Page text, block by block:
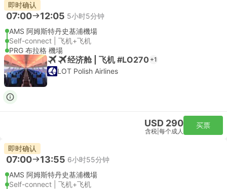
即时确认
07:00 12:05 5小时5分钟
AMS 阿姆斯特丹史基浦機場
Self-connect | 飞机+飞机
PRG 布拉格 機場
经济舱 | 飞机 #LO270 +1
LOT Polish Airlines
USD 290
含税 每个成人
买票
即时确认
07:00 13:55 6小时55分钟
AMS 阿姆斯特丹史基浦機場
Self-connect | 飞机+飞机